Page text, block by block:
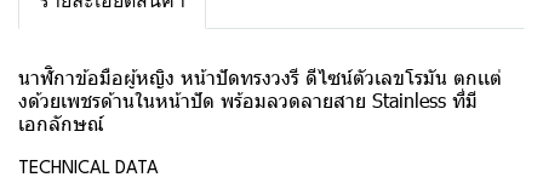
นาฬิกาข้อมือผู้หญิง หน้าปัดทรงวงรี ดีไซน์ตัวเลขโรมัน ตกเเต่
งด้วยเพชรด้านในหน้าปัด พร้อมลวดลายสาย Stainless ที่มี
เอกลักษณ์
TECHNICAL DATA